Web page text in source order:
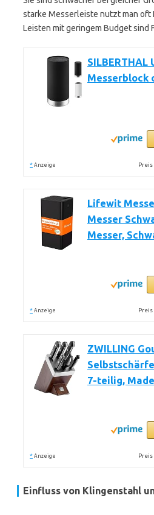
starke Messerleiste nutzt man oft
Leisten mit geringem Budget sind
SILBERTHAL
Messerblock
* Anzeige Preis
Lifewit
Messer
Messer,
* Anzeige Preis
ZWILLING
7-teilig,
* Anzeige Preis
Einfluss von Klingenstahl